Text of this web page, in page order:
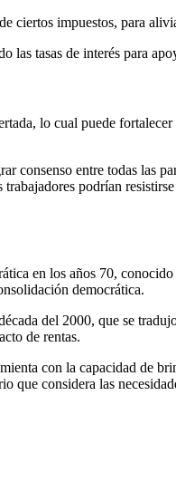
impuestos, para
las tasas de interés para
lo cual puede
consenso entre todas las
podrían
en los años 70,
democrática.
del 2000, que se
de rentas.
con la capacidad de
considera las